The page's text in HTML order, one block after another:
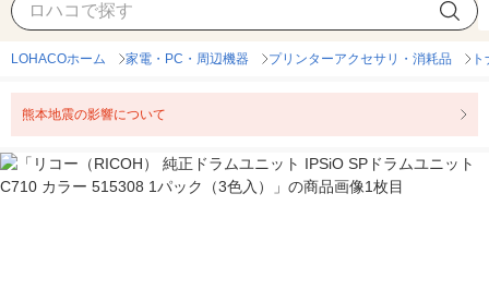
LOHACOホーム 家電・PC・周辺機器 プリンターアクセサリ・消耗品
熊本地震の影響について